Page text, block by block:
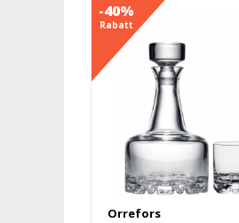
-40%
Rabatt
Orrefors